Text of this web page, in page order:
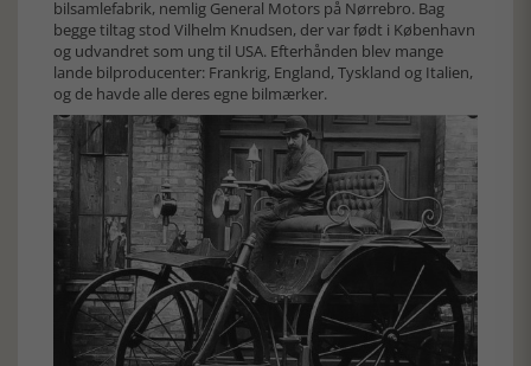
bilsamlefabrik, nemlig General Motors på Nørrebro. Bag
begge tiltag stod Vilhelm Knudsen, der var født i København
og udvandret som ung til USA. Efterhånden blev mange
lande bilproducenter: Frankrig, England, Tyskland og Italien,
og de havde alle deres egne bilmærker.